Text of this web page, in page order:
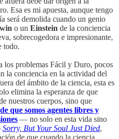
Esa es mi apuesta, aunque tengo
será demolida cuando un genio
o un Einstein de la conciencia
sobrecogedora e impresionante,
todo.
los problemas Fácil y Duro, pocos
la conciencia en la actividad del
del ámbito de la ciencia, esta es
elimina la esperanza de que
nuestros cuerpos, sino que
que somos agentes libres y
— no solo en esta vida sino
Sorry, But Your Soul Just Died,